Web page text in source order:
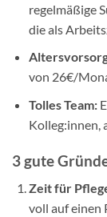
regelmäßige
die als
von 26€/
Tolles Team:
Kolleg:innen,
3 gute
Zeit für
voll auf einen